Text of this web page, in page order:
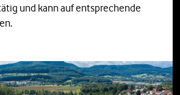
und kann auf entsprechende